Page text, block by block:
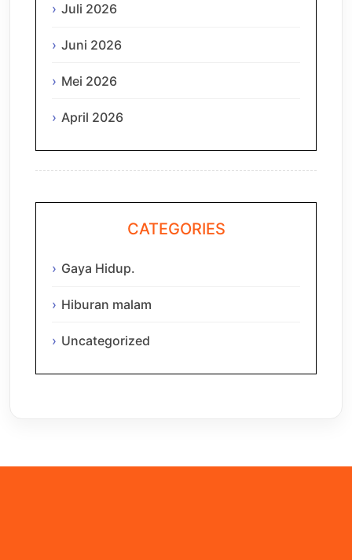
Juli 2026
Juni 2026
Mei 2026
April 2026
CATEGORIES
Gaya Hidup.
Hiburan malam
Uncategorized